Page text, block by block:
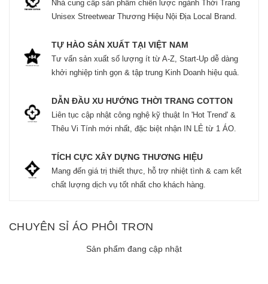
Nhà cung cấp sản phẩm chiến lược ngành Thời Trang
Unisex Streetwear Thương Hiệu Nội Địa Local Brand.
TỰ HÀO SẢN XUẤT TẠI VIỆT NAM
Tư vấn sản xuất số lượng ít từ A-Z, Start-Up dễ dàng
khởi nghiệp tinh gọn & tập trung Kinh Doanh hiệu quả.
DẪN ĐẦU XU HƯỚNG THỜI TRANG COTTON
Liên tục cập nhật công nghệ kỹ thuật In 'Hot Trend' &
Thêu Vi Tính mới nhất, đặc biệt nhận IN LẺ từ 1 ÁO.
TÍCH CỰC XÂY DỰNG THƯƠNG HIỆU
Mang đến giá trị thiết thực, hỗ trợ nhiệt tình & cam kết
chất lượng dịch vụ tốt nhất cho khách hàng.
CHUYÊN SỈ ÁO PHÔI TRƠN
Sản phẩm đang cập nhật